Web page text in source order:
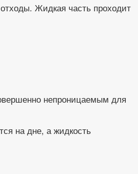
Жидкая часть проходит
непроницаемым для
на дне, а жидкость